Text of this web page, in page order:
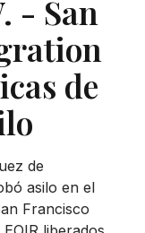
- San
de
de
asilo en el
Francisco